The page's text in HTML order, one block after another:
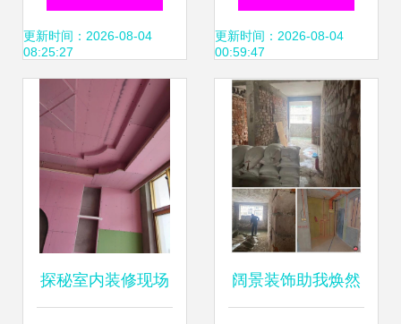
会不会松动?
更新时间：2026-08-04
08:25:27
饰施工深度解析
更新时间：2026-08-04
00:59:47
探秘室内装修现场 阔景装饰助我焕然